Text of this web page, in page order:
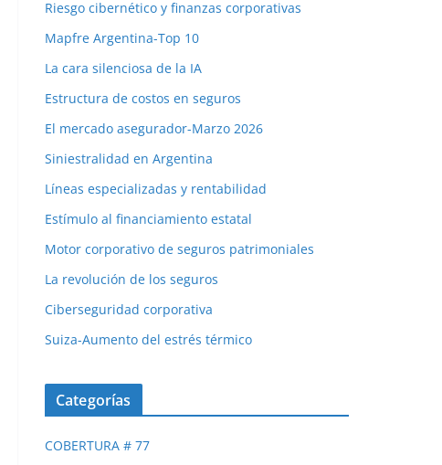
Riesgo cibernético y finanzas corporativas
Mapfre Argentina-Top 10
La cara silenciosa de la IA
Estructura de costos en seguros
El mercado asegurador-Marzo 2026
Siniestralidad en Argentina
Líneas especializadas y rentabilidad
Estímulo al financiamiento estatal
Motor corporativo de seguros patrimoniales
La revolución de los seguros
Ciberseguridad corporativa
Suiza-Aumento del estrés térmico
Categorías
COBERTURA # 77